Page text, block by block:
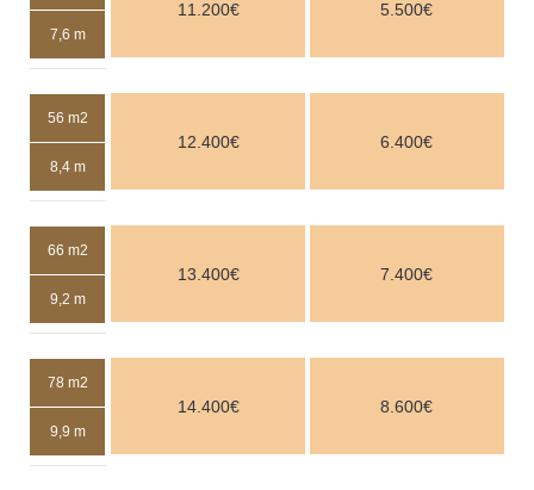
7,6 m
11.200€ 5.500€
56 m2
8,4 m
12.400€ 6.400€
66 m2
9,2 m
13.400€ 7.400€
78 m2
9,9 m
14.400€ 8.600€